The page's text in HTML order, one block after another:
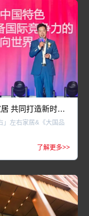
《大国品牌》携手左右家居 共同打造新时代高品质幸福生活
」左右家居&《大国品
了解更多>>